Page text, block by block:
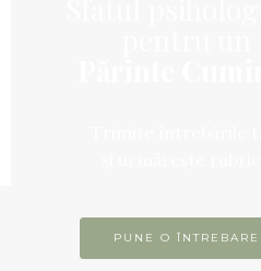
PUNE O ÎNTREBARE